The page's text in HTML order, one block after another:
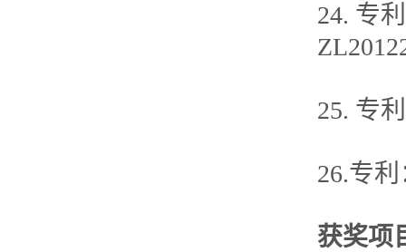
24. 专
25. 专
26.专
获奖项